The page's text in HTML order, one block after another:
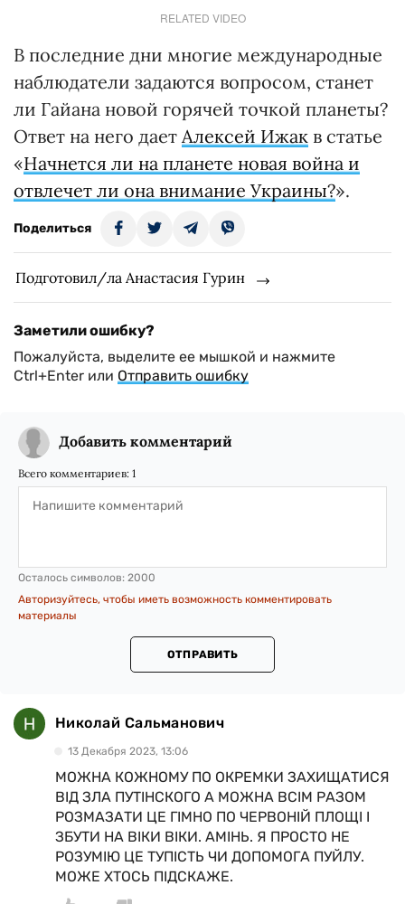
RELATED VIDEO
В последние дни многие международные
наблюдатели задаются вопросом, станет
ли Гайана новой горячей точкой планеты?
Ответ на него дает Алексей Ижак в статье
«Начнется ли на планете новая война и
отвлечет ли она внимание Украины?».
Поделиться
Подготовил/ла Анастасия Гурин
Заметили ошибку?
Пожалуйста, выделите ее мышкой и нажмите
Ctrl+Enter или Отправить ошибку
Добавить комментарий
Всего комментариев: 1
Осталось символов: 2000
Авторизуйтесь, чтобы иметь возможность комментировать
материалы
ОТПРАВИТЬ
Николай Сальманович
13 Декабря 2023, 13:06
МОЖНА КОЖНОМУ ПО ОКРЕМКИ ЗАХИЩАТИСЯ
ВІД ЗЛА ПУТІНСКОГО А МОЖНА ВСІМ РАЗОМ
РОЗМАЗАТИ ЦЕ ГІМНО ПО ЧЕРВОНІЙ ПЛОЩІ І
ЗБУТИ НА ВІКИ ВІКИ. АМІНЬ. Я ПРОСТО НЕ
РОЗУМІЮ ЦЕ ТУПІСТЬ ЧИ ДОПОМОГА ПУЙЛУ.
МОЖЕ ХТОСЬ ПІДСКАЖЕ.